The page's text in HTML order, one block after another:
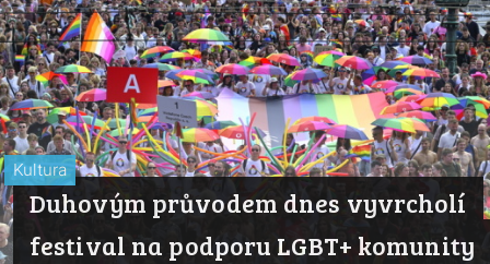
Kultura
Duhovým průvodem dnes vyvrcholí
festival na podporu LGBT+ komunity